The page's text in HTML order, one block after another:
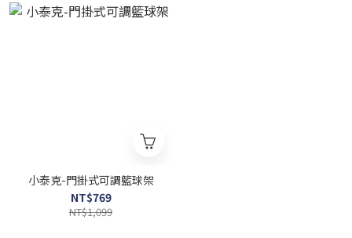
小泰克-門掛式可調籃球架
NT$769
NT$1,099